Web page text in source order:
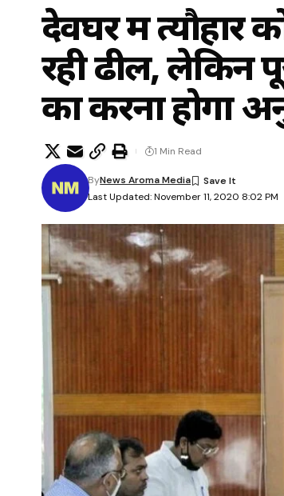
देवघर में त्यौहार
रही ढील, लेकिन
का करना होगा
Last Updated: November 11, 2020 8:02 PM
ByNews Aroma Media
1 Min Read